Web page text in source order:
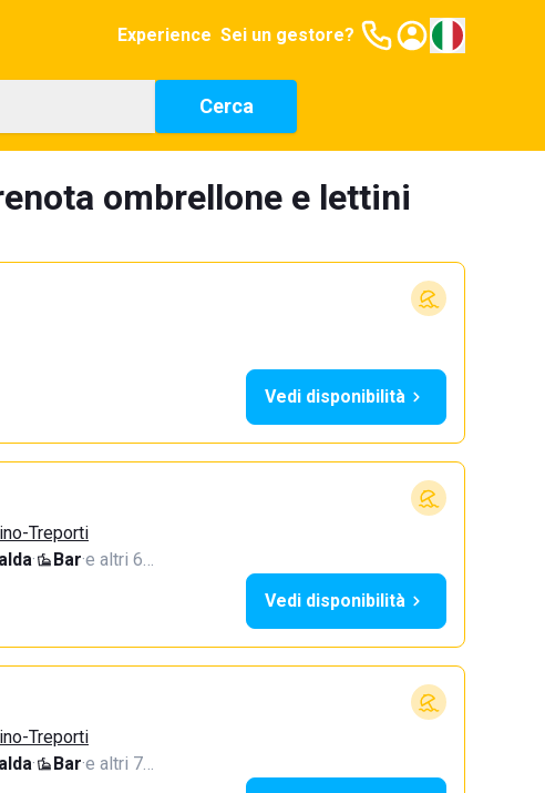
Experience Sei un gestore?
Cerca
ombrellone e lettini
Vedi disponibilità
Treporti
· Bar·e altri 6…
Vedi disponibilità
Treporti
· Bar·e altri 7…